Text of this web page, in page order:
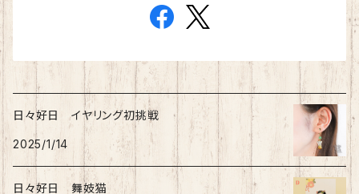
日々好日 イヤリング初挑戦
2025/1/14
日々好日 舞妓猫